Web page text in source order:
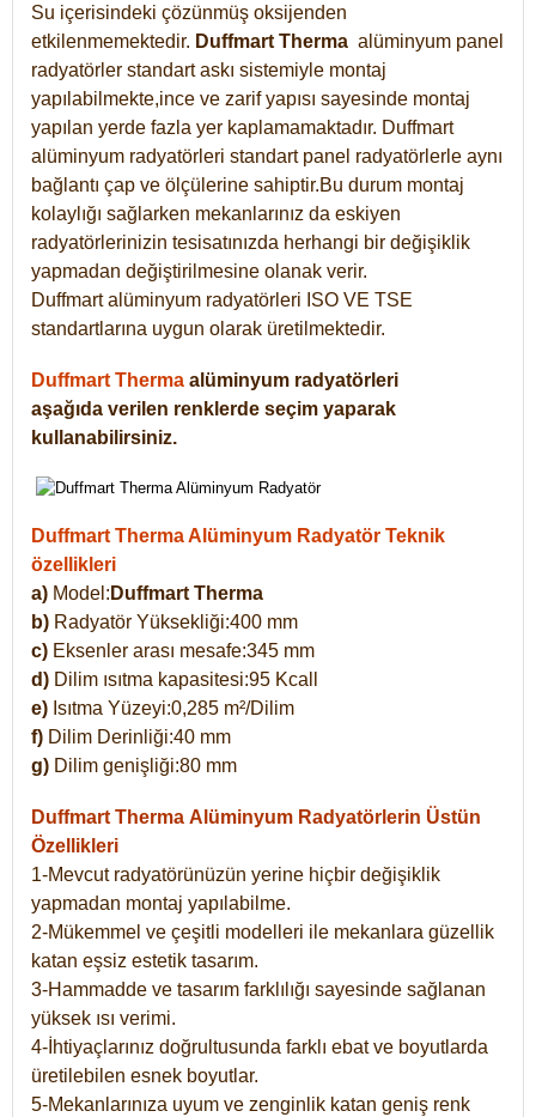
Su içerisindeki çözünmüş oksijenden
etkilenmemektedir. Duffmart Therma alüminyum panel
radyatörler standart askı sistemiyle montaj
yapılabilmekte,ince ve zarif yapısı sayesinde montaj
yapılan yerde fazla yer kaplamamaktadır. Duffmart
alüminyum radyatörleri standart panel radyatörlerle aynı
bağlantı çap ve ölçülerine sahiptir.Bu durum montaj
kolaylığı sağlarken mekanlarınız da eskiyen
radyatörlerinizin tesisatınızda herhangi bir değişiklik
yapmadan değiştirilmesine olanak verir.
Duffmart alüminyum radyatörleri ISO VE TSE
standartlarına uygun olarak üretilmektedir.
Duffmart Therma alüminyum radyatörleri
aşağıda verilen renklerde seçim yaparak
kullanabilirsiniz.
Duffmart Therma Alüminyum Radyatör Teknik
özellikleri
a) Model: Duffmart Therma
b) Radyatör Yüksekliği:400 mm
c) Eksenler arası mesafe:345 mm
d) Dilim ısıtma kapasitesi:95 Kcall
e) Isıtma Yüzeyi:0,285 m²/Dilim
f) Dilim Derinliği:40 mm
g) Dilim genişliği:80 mm
Duffmart Therma Alüminyum Radyatörlerin Üstün
Özellikleri
1-Mevcut radyatörünüzün yerine hiçbir değişiklik
yapmadan montaj yapılabilme.
2-Mükemmel ve çeşitli modelleri ile mekanlara güzellik
katan eşsiz estetik tasarım.
3-Hammadde ve tasarım farklılığı sayesinde sağlanan
yüksek ısı verimi.
4-İhtiyaçlarınız doğrultusunda farklı ebat ve boyutlarda
üretilebilen esnek boyutlar.
5-Mekanlarınıza uyum ve zenginlik katan geniş renk